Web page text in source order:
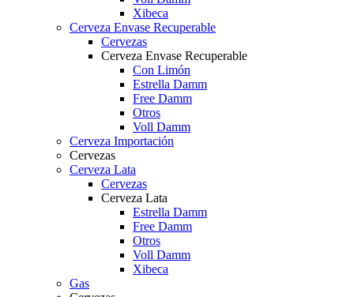
Xibeca
Cerveza Envase Recuperable
Cervezas
Cerveza Envase Recuperable
Con Limón
Estrella Damm
Free Damm
Otros
Voll Damm
Cerveza Importación
Cervezas
Cerveza Lata
Cervezas
Cerveza Lata
Estrella Damm
Free Damm
Otros
Voll Damm
Xibeca
Gas